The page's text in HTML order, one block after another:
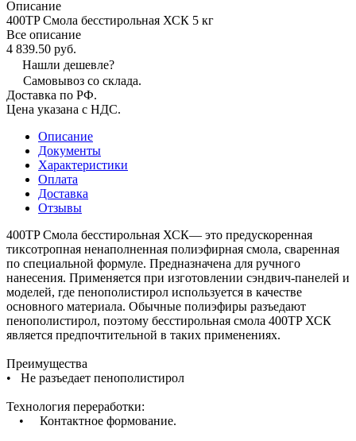
Описание
400TP Смола бесстирольная ХСК 5 кг
Все описание
4 839.50 руб.
Нашли дешевле?
Самовывоз со склада.
Доставка по РФ.
Цена указана с НДС.
Описание
Документы
Характеристики
Оплата
Доставка
Отзывы
400TP Смола бесстирольная ХСК— это предускоренная
тиксотропная ненаполненная полиэфирная смола, сваренная
по специальной формуле. Предназначена для ручного
нанесения. Применяется при изготовлении сэндвич-панелей и
моделей, где пенополистирол используется в качестве
основного материала. Обычные полиэфиры разъедают
пенополистирол, поэтому бесстирольная смола 400ТP ХСК
является предпочтительной в таких применениях.
Преимущества
• Не разъедает пенополистирол
Технология переработки:
• Контактное формование.